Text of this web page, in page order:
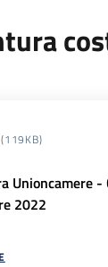
(119KB)
Unioncamere
2022